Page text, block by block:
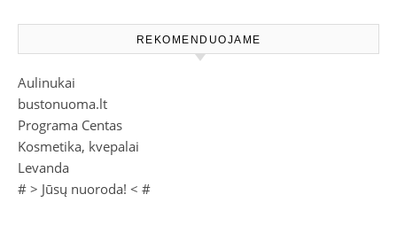
REKOMENDUOJAME
Aulinukai
bustonuoma.lt
Programa Centas
Kosmetika, kvepalai
Levanda
# > Jūsų nuoroda! < #